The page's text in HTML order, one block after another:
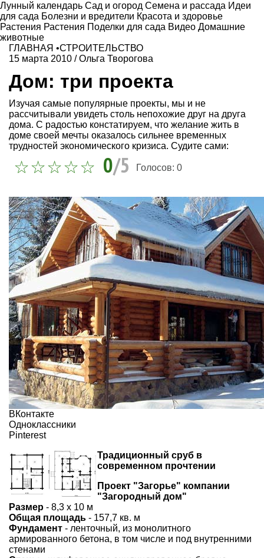
Лунный календарь Сад и огород Семена и рассада Идеи
для сада Болезни и вредители Красота и здоровье
Растения Растения Поделки для сада Видео Домашние
животные
ГЛАВНАЯ •СТРОИТЕЛЬСТВО
15 марта 2010 /Ольга Творогова
Дом: три проекта
Изучая самые популярные проекты, мы и не
рассчитывали увидеть столь непохожие друг на друга
дома. С радостью констатируем, что желание жить в
доме своей мечты оказалось сильнее временных
трудностей экономического кризиса. Судите сами:
0/5 Голосов: 0
ВКонтакте
Одноклассники
Pinterest
Традиционный сруб в
современном прочтении
Проект "Загорье" компании
"Загородный дом"
Размер - 8,3 х 10 м
Общая площадь - 157,7 кв. м
Фундамент - ленточный, из монолитного
армированного бетона, в том числе и под внутренними
стенами